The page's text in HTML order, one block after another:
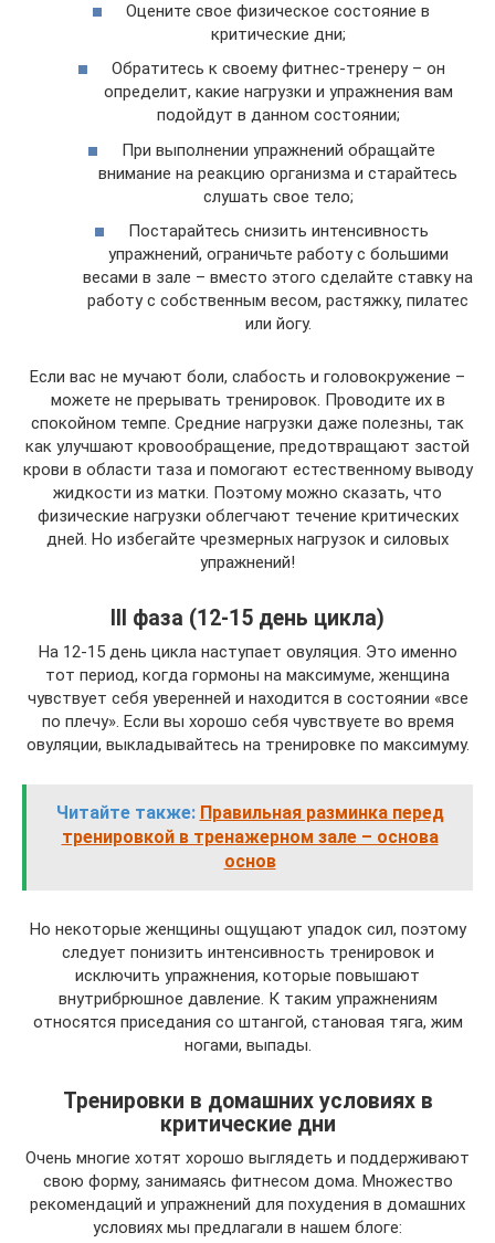
Оцените свое физическое состояние в
критические дни;
Обратитесь к своему фитнес-тренеру – он
определит, какие нагрузки и упражнения вам
подойдут в данном состоянии;
При выполнении упражнений обращайте
внимание на реакцию организма и старайтесь
слушать свое тело;
Постарайтесь снизить интенсивность
упражнений, ограничьте работу с большими
весами в зале – вместо этого сделайте ставку на
работу с собственным весом, растяжку, пилатес
или йогу.
Если вас не мучают боли, слабость и головокружение –
можете не прерывать тренировок. Проводите их в
спокойном темпе. Средние нагрузки даже полезны, так
как улучшают кровообращение, предотвращают застой
крови в области таза и помогают естественному выводу
жидкости из матки. Поэтому можно сказать, что
физические нагрузки облегчают течение критических
дней. Но избегайте чрезмерных нагрузок и силовых
упражнений!
III фаза (12-15 день цикла)
На 12-15 день цикла наступает овуляция. Это именно
тот период, когда гормоны на максимуме, женщина
чувствует себя уверенней и находится в состоянии «все
по плечу». Если вы хорошо себя чувствуете во время
овуляции, выкладывайтесь на тренировке по максимуму.
Читайте также: Правильная разминка перед
тренировкой в тренажерном зале – основа
основ
Но некоторые женщины ощущают упадок сил, поэтому
следует понизить интенсивность тренировок и
исключить упражнения, которые повышают
внутрибрюшное давление. К таким упражнениям
относятся приседания со штангой, становая тяга, жим
ногами, выпады.
Тренировки в домашних условиях в
критические дни
Очень многие хотят хорошо выглядеть и поддерживают
свою форму, занимаясь фитнесом дома. Множество
рекомендаций и упражнений для похудения в домашних
условиях мы предлагали в нашем блоге: